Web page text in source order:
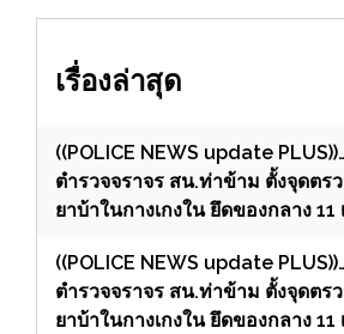
เรื่องล่าสุด
((POLICE NEWS update
ตำรวจจราจร สน.ท่าข้าม ตั้งจุดตร
ยาบ้าในกางเกงใน ยึดของกลาง 11
((POLICE NEWS update
ตำรวจจราจร สน.ท่าข้าม ตั้งจุดตร
ยาบ้าในกางเกงใน ยึดของกลาง 11